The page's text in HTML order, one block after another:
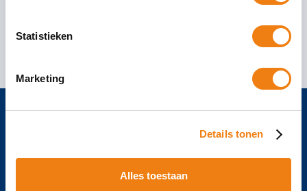
Statistieken
Marketing
Details tonen
Alles toestaan
04 april 2022